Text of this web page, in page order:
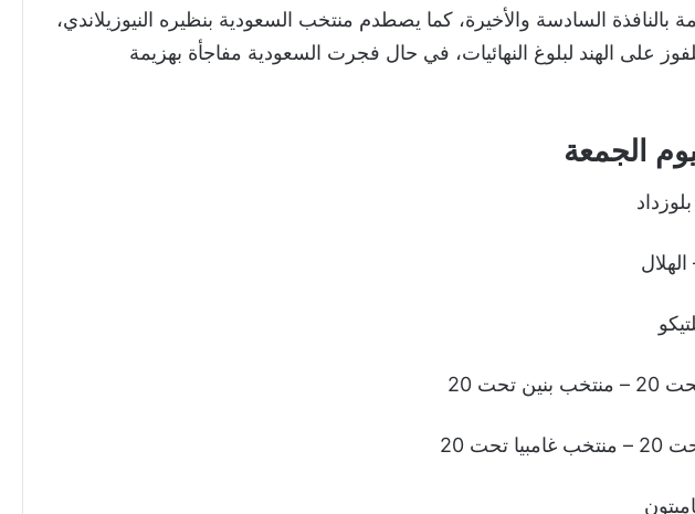
بالنافذة السادسة والأخيرة، كما يصطدم منتخب السعودية بنظيره النيوزيلاندي،
على الهند لبلوغ النهائيات، في حال فجرت السعودية مفاجأة بهزيمة
الجمعة
20
20